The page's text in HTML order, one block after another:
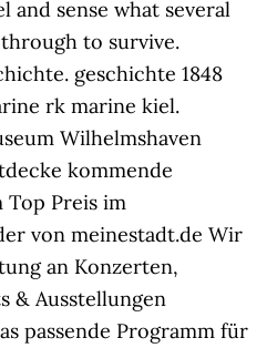
and sense what several
to survive.
geschichte 1848
rk marine kiel.
Wilhelmshaven
kommende
Top Preis im
von meinestadt.de Wir
an Konzerten,
& Ausstellungen
passende Programm für